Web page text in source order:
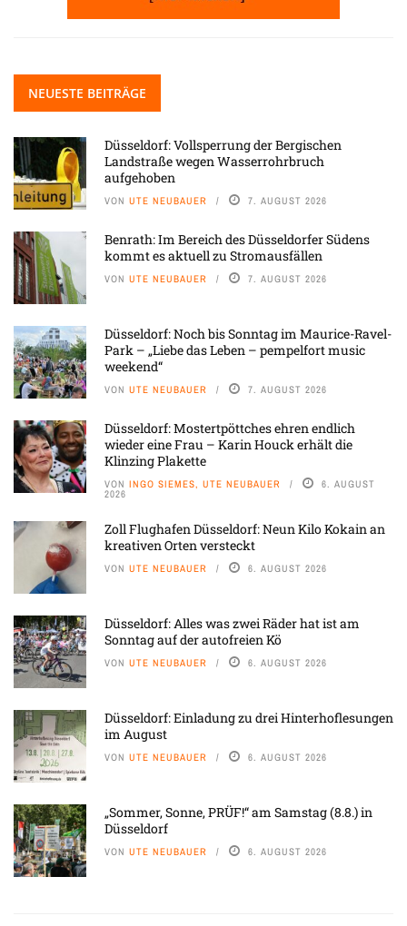
NEUESTE BEITRÄGE
Düsseldorf: Vollsperrung der Bergischen
Landstraße wegen Wasserrohrbruch
aufgehoben
VON UTE NEUBAUER 7. AUGUST 2026
Benrath: Im Bereich des Düsseldorfer Südens
kommt es aktuell zu Stromausfällen
VON UTE NEUBAUER 7. AUGUST 2026
Düsseldorf: Noch bis Sonntag im Maurice-Ravel-
Park – „Liebe das Leben – pempelfort music
weekend“
VON UTE NEUBAUER 7. AUGUST 2026
Düsseldorf: Mostertpöttches ehren endlich
wieder eine Frau – Karin Houck erhält die
Klinzing Plakette
VON INGO SIEMES, UTE NEUBAUER 6. AUGUST
2026
Zoll Flughafen Düsseldorf: Neun Kilo Kokain an
kreativen Orten versteckt
VON UTE NEUBAUER 6. AUGUST 2026
Düsseldorf: Alles was zwei Räder hat ist am
Sonntag auf der autofreien Kö
VON UTE NEUBAUER 6. AUGUST 2026
Düsseldorf: Einladung zu drei Hinterhoflesungen
im August
VON UTE NEUBAUER 6. AUGUST 2026
„Sommer, Sonne, PRÜF!“ am Samstag (8.8.) in
Düsseldorf
VON UTE NEUBAUER 6. AUGUST 2026